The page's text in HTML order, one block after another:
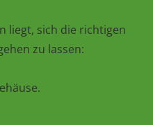
liegt, sich die richtigen
zu lassen: